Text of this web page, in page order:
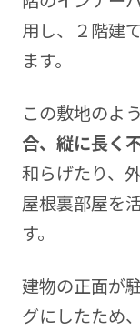
用し、２階建
ます。
この敷地のよ
合、縦に長く
和らげたり、
屋根裏部屋を
す。
建物の正面が
グにしたため